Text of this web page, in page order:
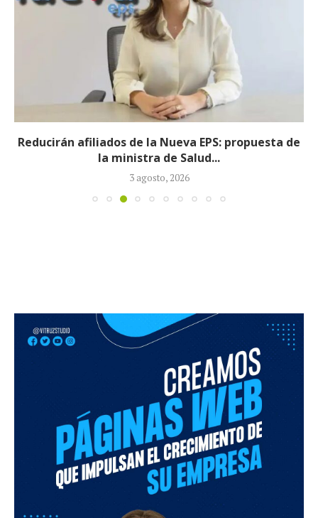
Reducirán afiliados de la Nueva EPS: propuesta de
la ministra de Salud...
3 agosto, 2026